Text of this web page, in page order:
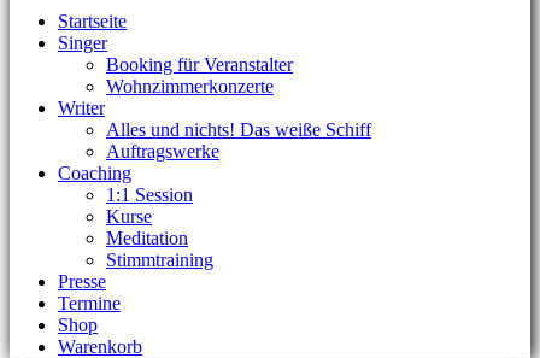
Startseite
Singer
Booking für Veranstalter
Wohnzimmerkonzerte
Writer
Alles und nichts! Das weiße Schiff
Auftragswerke
Coaching
1:1 Session
Kurse
Meditation
Stimmtraining
Presse
Termine
Shop
Warenkorb